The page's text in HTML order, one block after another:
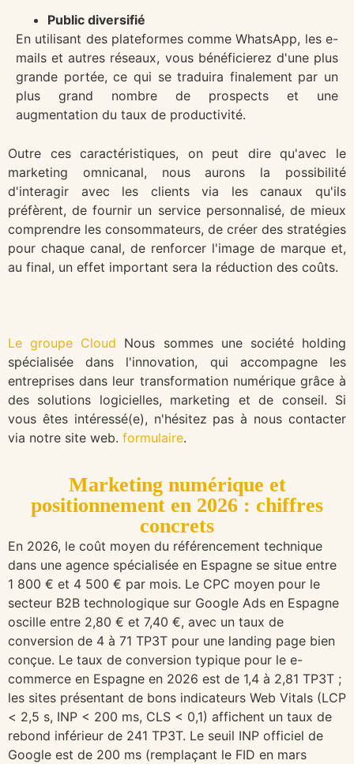
Public diversifié
En utilisant des plateformes comme WhatsApp, les e-
mails et autres réseaux, vous bénéficierez d'une plus
grande portée, ce qui se traduira finalement par un
plus grand nombre de prospects et une
augmentation du taux de productivité.
Outre ces caractéristiques, on peut dire qu'avec le
marketing omnicanal, nous aurons la possibilité
d'interagir avec les clients via les canaux qu'ils
préfèrent, de fournir un service personnalisé, de mieux
comprendre les consommateurs, de créer des stratégies
pour chaque canal, de renforcer l'image de marque et,
au final, un effet important sera la réduction des coûts.
Le groupe Cloud Nous sommes une société holding
spécialisée dans l'innovation, qui accompagne les
entreprises dans leur transformation numérique grâce à
des solutions logicielles, marketing et de conseil. Si
vous êtes intéressé(e), n'hésitez pas à nous contacter
via notre site web. formulaire.
Marketing numérique et
positionnement en 2026 : chiffres
concrets
En 2026, le coût moyen du référencement technique
dans une agence spécialisée en Espagne se situe entre
1 800 € et 4 500 € par mois. Le CPC moyen pour le
secteur B2B technologique sur Google Ads en Espagne
oscille entre 2,80 € et 7,40 €, avec un taux de
conversion de 4 à 71 TP3T pour une landing page bien
conçue. Le taux de conversion typique pour le e-
commerce en Espagne en 2026 est de 1,4 à 2,81 TP3T ;
les sites présentant de bons indicateurs Web Vitals (LCP
< 2,5 s, INP < 200 ms, CLS < 0,1) affichent un taux de
rebond inférieur de 241 TP3T. Le seuil INP officiel de
Google est de 200 ms (remplaçant le FID en mars